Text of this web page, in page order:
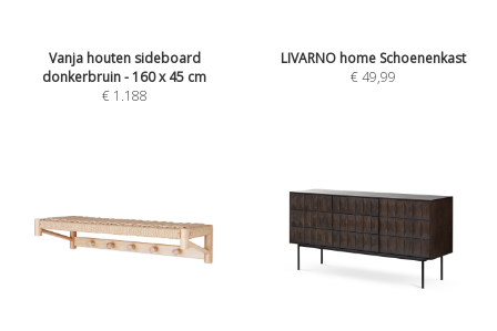
Vanja houten sideboard
donkerbruin - 160 x 45 cm
€ 1.188
LIVARNO home Schoenenkast
€49,99